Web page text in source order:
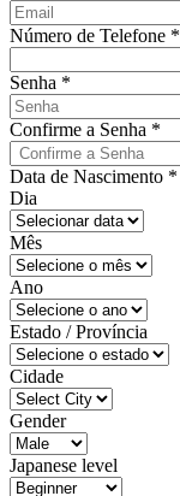
Número de Telefone *
Senha *
Confirme a Senha *
Data de Nascimento *
Dia
Mês
Ano
Estado / Província
Cidade
Gender
Japanese level